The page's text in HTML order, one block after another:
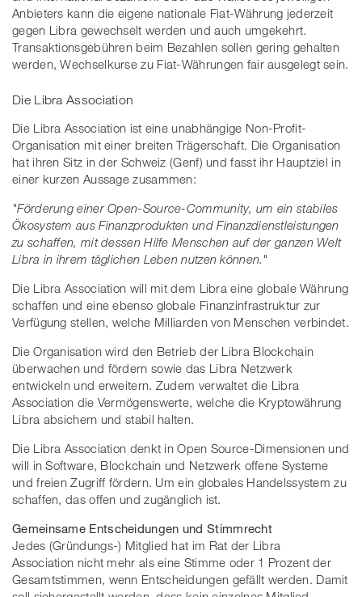
Anbieters kann die eigene nationale Fiat-Währung jederzeit
gegen Libra gewechselt werden und auch umgekehrt.
Transaktionsgebühren beim Bezahlen sollen gering gehalten
werden, Wechselkurse zu Fiat-Währungen fair ausgelegt sein.
Die Libra Association
Die Libra Association ist eine unabhängige Non-Profit-
Organisation mit einer breiten Trägerschaft. Die Organisation
hat ihren Sitz in der Schweiz (Genf) und fasst ihr Hauptziel in
einer kurzen Aussage zusammen:
"Förderung einer Open-Source-Community, um ein stabiles
Ökosystem aus Finanzprodukten und Finanzdienstleistungen
zu schaffen, mit dessen Hilfe Menschen auf der ganzen Welt
Libra in ihrem täglichen Leben nutzen können."
Die Libra Association will mit dem Libra eine globale Währung
schaffen und eine ebenso globale Finanzinfrastruktur zur
Verfügung stellen, welche Milliarden von Menschen verbindet.
Die Organisation wird den Betrieb der Libra Blockchain
überwachen und fördern sowie das Libra Netzwerk
entwickeln und erweitern. Zudem verwaltet die Libra
Association die Vermögenswerte, welche die Kryptowährung
Libra absichern und stabil halten.
Die Libra Association denkt in Open Source-Dimensionen und
will in Software, Blockchain und Netzwerk offene Systeme
und freien Zugriff fördern. Um ein globales Handelssystem zu
schaffen, das offen und zugänglich ist.
Gemeinsame Entscheidungen und Stimmrecht
Jedes (Gründungs-) Mitglied hat im Rat der Libra
Association nicht mehr als eine Stimme oder 1 Prozent der
Gesamtstimmen, wenn Entscheidungen gefällt werden. Damit